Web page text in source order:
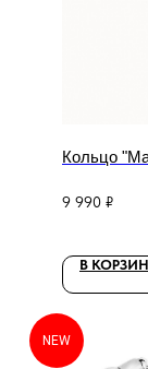
Кольцо
9 990 ₽
В
NEW